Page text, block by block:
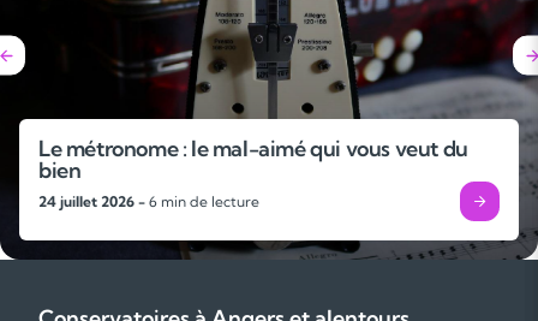
Le métronome : le mal-aimé qui vous veut du
bien
24 juillet 2026 - 6 min de lecture